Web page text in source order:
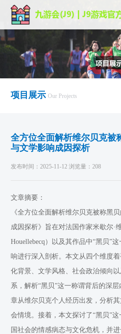
项目展示 Our Projects
全方位全面解析维尔贝克被
与文学影响成因探析
发布时间：2025-11-12 浏览量：208
文章摘要：
《全方位全面解析维尔贝克被称黑
成因探析》旨在对法国作家米歇尔·
Houellebecq）以及其作品中“黑贝”
响进行深入剖析。本文从四个维度
化背景、文学风格、社会政治倾向
系，解析“黑贝”这一称谓背后的深
章从维尔贝克个人经历出发，分析
会情境。接着，本文探讨了“黑贝”
国社会的情感病态与文化危机，并